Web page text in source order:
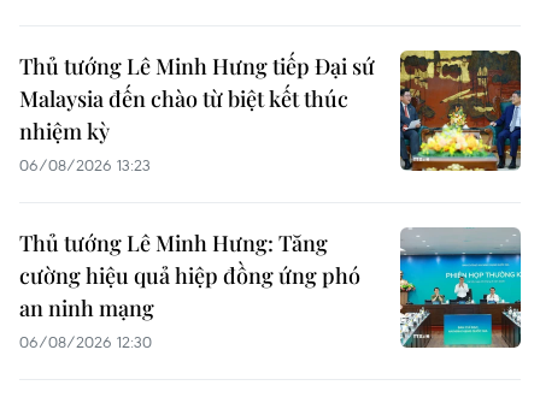
Thủ tướng Lê Minh Hưng tiếp Đại sứ
Malaysia đến chào từ biệt kết thúc
nhiệm kỳ
06/08/2026 13:23
Thủ tướng Lê Minh Hưng: Tăng
cường hiệu quả hiệp đồng ứng phó
an ninh mạng
06/08/2026 12:30